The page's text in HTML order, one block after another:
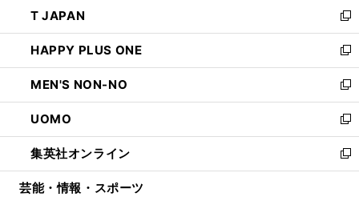
く
で
開
く
ド
ウ
で
開
く
ィ
ン
ド
ウ
で
開
く
い
ウ
ィ
ン
ド
ウ
で
開
く
T JAPAN
新
し
い
ウ
ィ
ン
ド
ウ
で
開
HAPPY PLUS ONE
新
し
い
ウ
ィ
ン
ド
ウ
MEN'S NON-NO
新
し
い
ウ
ィ
ン
UOMO
新
し
い
ウ
集英社オンライン
新
し
芸能・情報・スポーツ